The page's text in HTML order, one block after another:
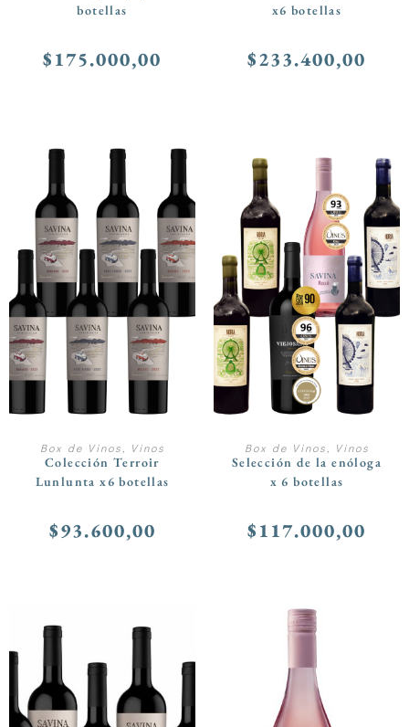
botellas
$175.000,00
x6 botellas
$233.400,00
AÑADIR AL CARRITO
Box de Vinos Vinos
Colección Terroir
Lunlunta x6 botellas
$93.600,00
AÑADIR AL CARRITO
Box de Vinos Vinos
Selección de la enóloga
x 6 botellas
$117.000,00